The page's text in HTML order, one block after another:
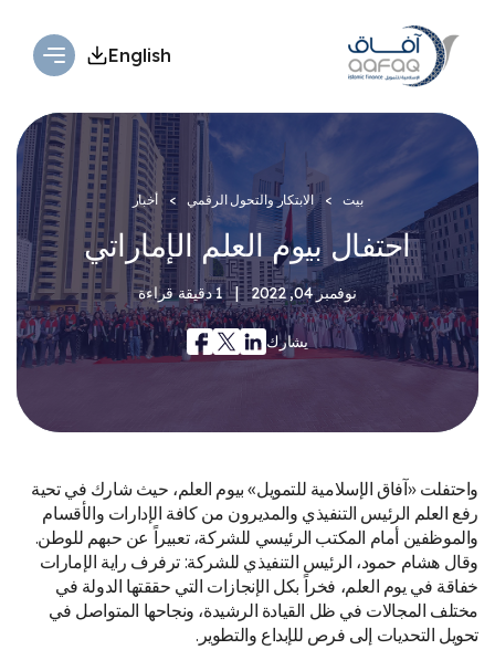
English
بيت الابتكار والتحول الرقمي أخبار
احتفال بيوم العلم الإماراتي
نوفمبر 04, 2022 | 1 دقيقة قراءة
يشارك
واحتفلت «آفاق الإسلامية للتمويل» بيوم العلم، حيث شارك في تحية
رفع العلم الرئيس التنفيذي والمديرون من كافة الإدارات والأقسام
والموظفين أمام المكتب الرئيسي للشركة، تعبيراً عن حبهم للوطن.
وقال هشام حمود، الرئيس التنفيذي للشركة: ترفرف راية الإمارات
خفاقة في يوم العلم، فخراً بكل الإنجازات التي حققتها الدولة في
مختلف المجالات في ظل القيادة الرشيدة، ونجاحها المتواصل في
تحويل التحديات إلى فرص للإبداع والتطوير.